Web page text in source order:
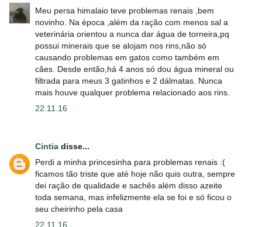
Meu persa himalaio teve problemas renais ,bem
novinho. Na época ,além da ração com menos sal a
veterinária orientou a nunca dar água de torneira,pq
possui minerais que se alojam nos rins,não só
causando problemas em gatos como também em
cães. Desde então,há 4 anos só dou água mineral ou
filtrada para meus 3 gatinhos e 2 dálmatas. Nunca
mais houve qualquer problema relacionado aos rins.
22.11.16
Cintia disse...
Perdi a minha princesinha para problemas renais :(
ficamos tão triste que até hoje não quis outra, sempre
dei ração de qualidade e sachês além disso azeite
toda semana, mas infelizmente ela se foi e só ficou o
seu cheirinho pela casa
22.11.16